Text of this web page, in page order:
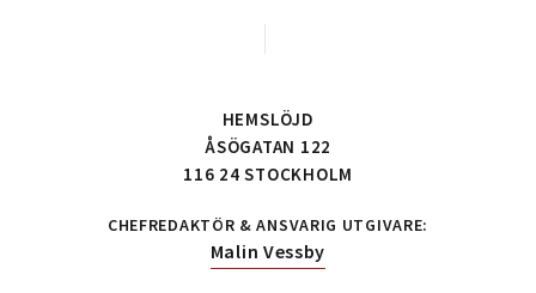
HEMSLÖJD
ÅSÖGATAN 122
116 24 STOCKHOLM
CHEFREDAKTÖR & ANSVARIG UTGIVARE:
Malin Vessby